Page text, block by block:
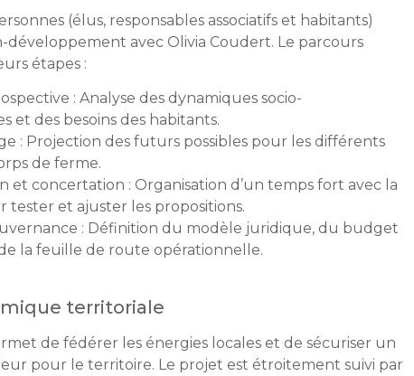
(élus, responsables associatifs et habitants)
développement avec Olivia Coudert. Le parcours
étapes :
: Analyse des dynamiques socio-
et des besoins des habitants.
: Projection des futurs possibles pour les différents
de ferme.
et concertation : Organisation d’un temps fort avec la
tester et ajuster les propositions.
: Définition du modèle juridique, du budget
la feuille de route opérationnelle.
territoriale
de fédérer les énergies locales et de sécuriser un
pour le territoire. Le projet est étroitement suivi par